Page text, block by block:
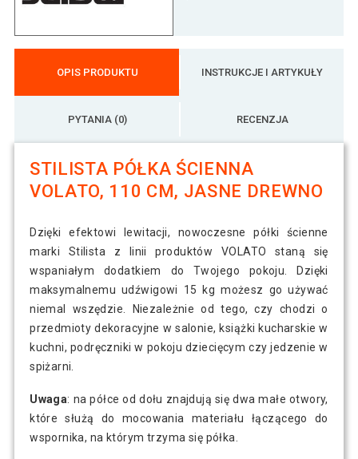
OPIS PRODUKTU INSTRUKCJE I ARTYKUŁY
PYTANIA (0) RECENZJA
STILISTA PÓŁKA ŚCIENNA
VOLATO, 110 CM, JASNE DREWNO
Dzięki efektowi lewitacji, nowoczesne półki ścienne
marki Stilista z linii produktów VOLATO staną się
wspaniałym dodatkiem do Twojego pokoju. Dzięki
maksymalnemu udźwigowi 15 kg możesz go używać
niemal wszędzie. Niezależnie od tego, czy chodzi o
przedmioty dekoracyjne w salonie, książki kucharskie w
kuchni, podręczniki w pokoju dziecięcym czy jedzenie w
spiżarni.
Uwaga: na półce od dołu znajdują się dwa małe otwory,
które służą do mocowania materiału łączącego do
wspornika, na którym trzyma się półka.